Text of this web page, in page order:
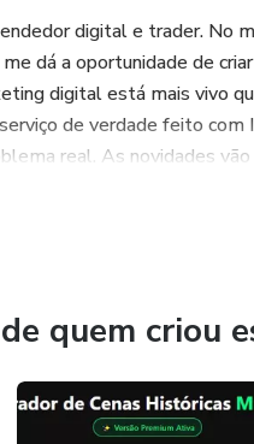
digital e trader. No
dá a oportunidade de
digital está mais vivo
de verdade feito
real. As novidades vão
quem criou